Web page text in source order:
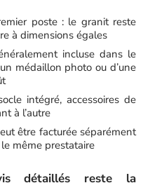
poste : le granit reste
à dimensions égales
incluse dans le
médaillon photo ou d’une
intégré, accessoires de
à l’autre
être facturée séparément
même prestataire
détaillés reste la